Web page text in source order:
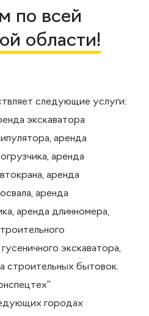
по всей
области!
следующие услуги:
экскаватора
аренда
аренда
аренда
аренда
аренда длинномера,
экскаватора,
строительных бытовок.
городах